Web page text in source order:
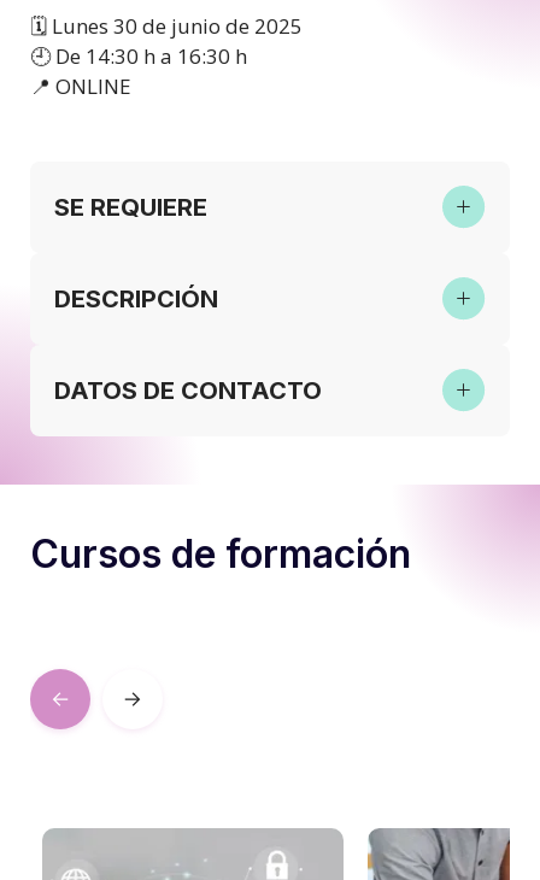
🗓️ Lunes 30 de junio de 2025
🕘 De 14:30 h a 16:30 h
📍 ONLINE
SE REQUIERE
DESCRIPCIÓN
DATOS DE CONTACTO
Cursos de formación